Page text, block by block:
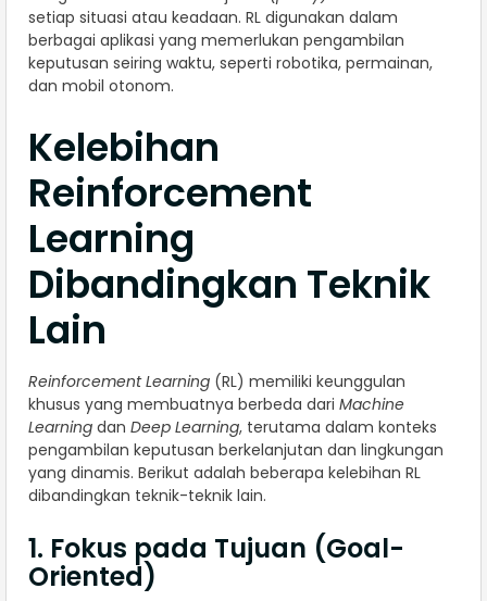
setiap situasi atau keadaan. RL digunakan dalam
berbagai aplikasi yang memerlukan pengambilan
keputusan seiring waktu, seperti robotika, permainan,
dan mobil otonom.
Kelebihan
Reinforcement
Learning
Dibandingkan Teknik
Lain
Reinforcement Learning (RL) memiliki keunggulan
khusus yang membuatnya berbeda dari Machine
Learning dan Deep Learning, terutama dalam konteks
pengambilan keputusan berkelanjutan dan lingkungan
yang dinamis. Berikut adalah beberapa kelebihan RL
dibandingkan teknik-teknik lain.
1. Fokus pada Tujuan (Goal-
Oriented)